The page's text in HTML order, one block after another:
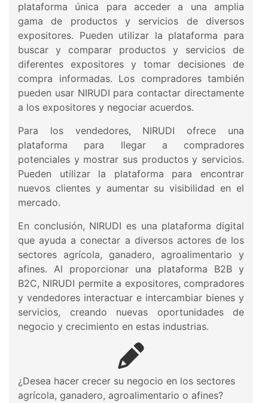
plataforma única para acceder a una amplia
gama de productos y servicios de diversos
expositores. Pueden utilizar la plataforma para
buscar y comparar productos y servicios de
diferentes expositores y tomar decisiones de
compra informadas. Los compradores también
pueden usar NIRUDI para contactar directamente
a los expositores y negociar acuerdos.
Para los vendedores, NIRUDI ofrece una
plataforma para llegar a compradores
potenciales y mostrar sus productos y servicios.
Pueden utilizar la plataforma para encontrar
nuevos clientes y aumentar su visibilidad en el
mercado.
En conclusión, NIRUDI es una plataforma digital
que ayuda a conectar a diversos actores de los
sectores agrícola, ganadero, agroalimentario y
afines. Al proporcionar una plataforma B2B y
B2C, NIRUDI permite a expositores, compradores
y vendedores interactuar e intercambiar bienes y
servicios, creando nuevas oportunidades de
negocio y crecimiento en estas industrias.
¿Desea hacer crecer su negocio en los sectores
agrícola, ganadero, agroalimentario o afines?